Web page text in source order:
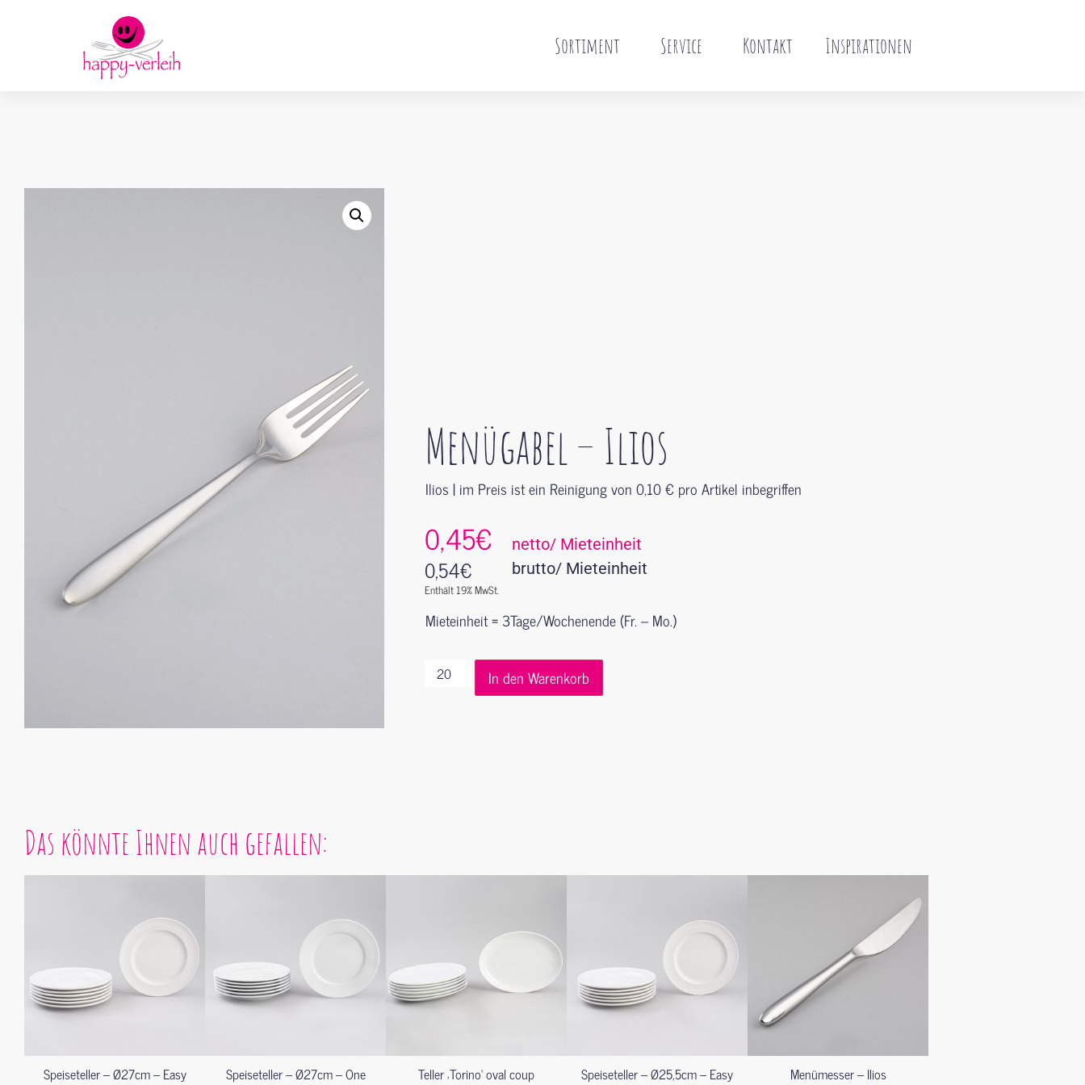
Sortiment Service Kontakt Inspirationen
Menügabel – Ilios
Ilios | im Preis ist ein Reinigung von 0,10 € pro Artikel inbegriffen
0,45€ netto/ Mieteinheit
0,54€
Enthält 19% MwSt.
brutto/ Mieteinheit
Mieteinheit = 3Tage/Wochenende (Fr. – Mo.)
In den Warenkorb
Das könnte Ihnen auch gefallen:
Speiseteller – Ø27cm – Easy Speiseteller – Ø27cm – One Teller ‚Torino‘ oval coup Speiseteller – Ø25,5cm – Easy Menümesser – Ilios